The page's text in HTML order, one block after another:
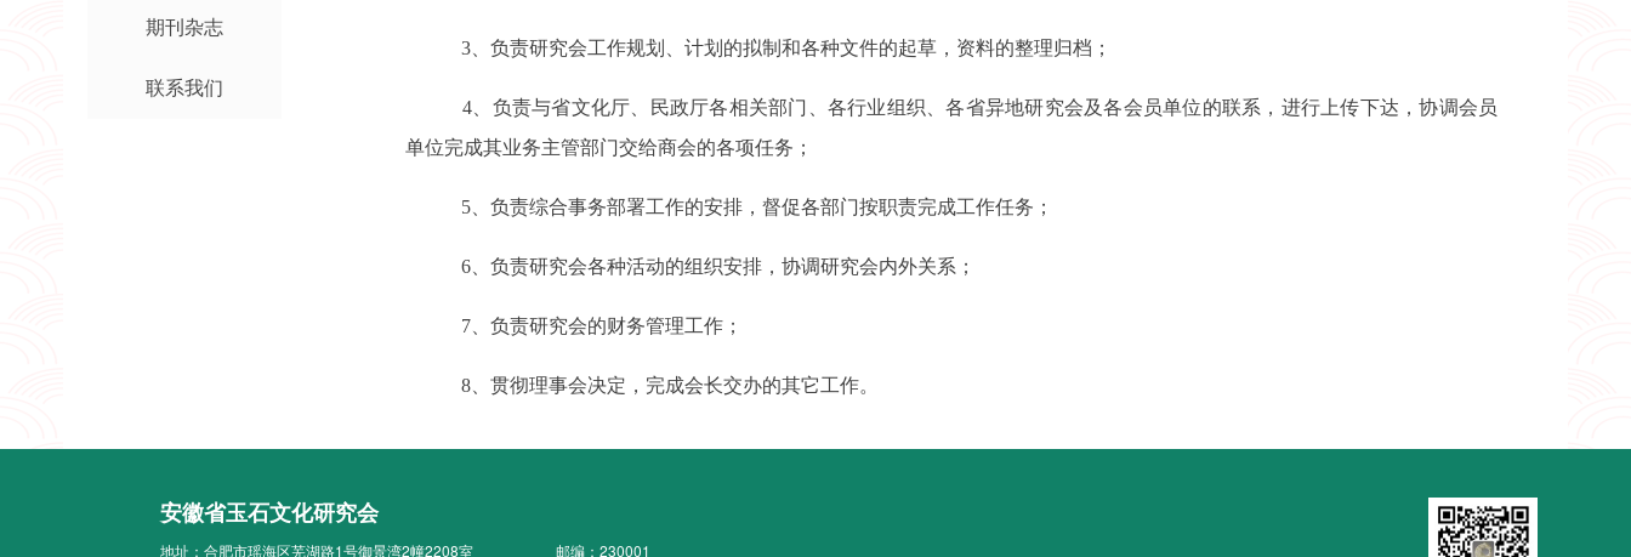
期刊杂志
联系我们
3 、负责研究会工作规划、计划的拟制和各种文件的起草，资料的整理归档；
4 、负责与省文化厅、民政厅各相关部门、各行业组织、各省异地研究会及各会员单位的联系，进行上传下达，协调会员
单位完成其业务主管部门交给商会的各项任务；
5 、负责综合事务部署工作的安排，督促各部门按职责完成工作任务；
6 、负责研究会各种活动的组织安排，协调研究会内外关系；
7 、负责研究会的财务管理工作；
8 、贯彻理事会决定，完成会长交办的其它工作。
安徽省玉石文化研究会
地址：合肥市瑶海区芜湖路1号御景湾2幢2208室 邮编：230001